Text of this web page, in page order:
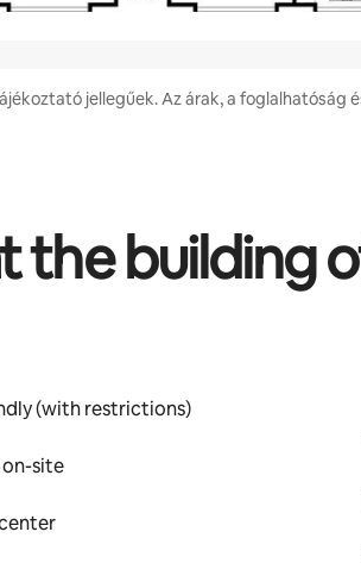
jellegűek. Az árak, a foglalhatóság
the building
(with restrictions)
on-site